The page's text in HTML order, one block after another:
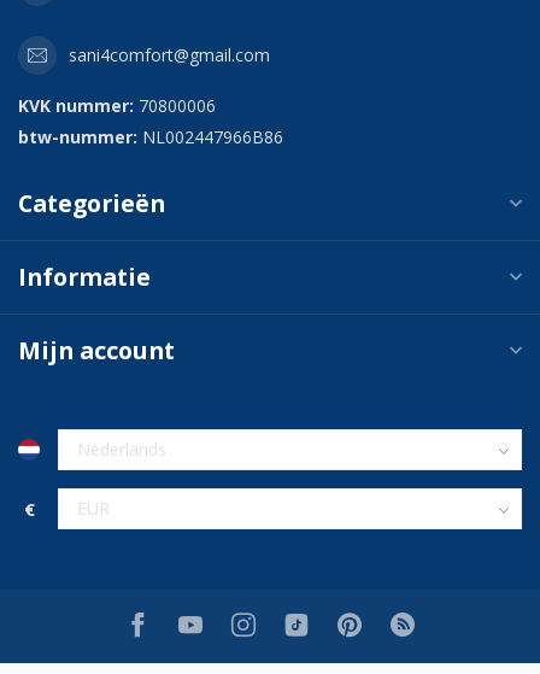
sani4comfort@gmail.com
KVK nummer: 70800006
btw-nummer: NL002447966B86
Categorieën
Informatie
Mijn account
€